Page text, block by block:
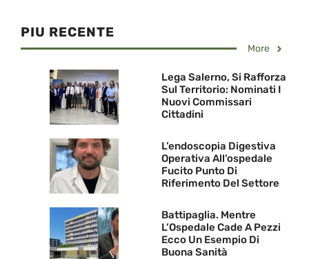
PIU RECENTE
More
Lega Salerno, Si Rafforza
Sul Territorio: Nominati I
Nuovi Commissari
Cittadini
L’endoscopia Digestiva
Operativa All’ospedale
Fucito Punto Di
Riferimento Del Settore
Battipaglia. Mentre
L’Ospedale Cade A Pezzi
Ecco Un Esempio Di
Buona Sanità